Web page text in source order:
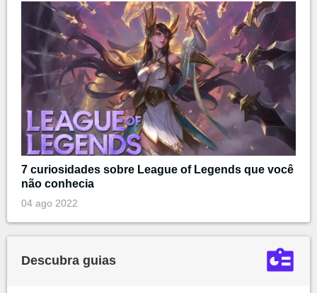
7 curiosidades sobre League of Legends que você
não conhecia
04 ago 2022
Descubra guias